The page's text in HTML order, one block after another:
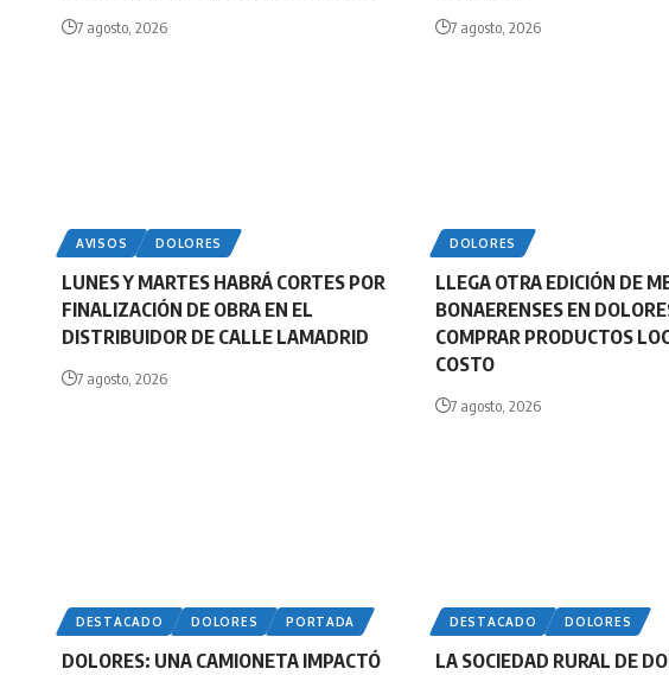
7 agosto, 2026 7 agosto, 2026
AVISOS DOLORES
LUNES Y MARTES HABRÁ CORTES POR
FINALIZACIÓN DE OBRA EN EL
DISTRIBUIDOR DE CALLE LAMADRID
7 agosto, 2026
DOLORES
LLEGA OTRA EDICIÓN DE
BONAERENSES EN
COMPRAR PRODUCTOS
COSTO
7 agosto, 2026
DESTACADO DOLORES PORTADA
DOLORES: UNA CAMIONETA IMPACTÓ
DESTACADO DOLORES
LA SOCIEDAD RURAL DE